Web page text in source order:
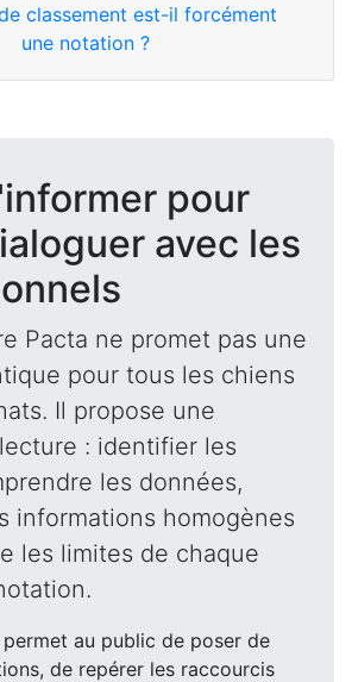
classement est-il forcément
une notation ?
pour
avec les
Pacta ne promet pas une
pour tous les chiens
Il propose une
: identifier les
les données,
informations homogènes
les limites de chaque
au public de poser de
de repérer les raccourcis